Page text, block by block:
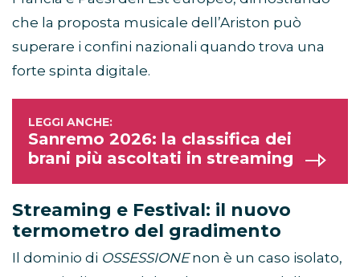
che la proposta musicale dell’Ariston può
superare i confini nazionali quando trova una
forte spinta digitale.
Sanremo 2026: la classifica dei
brani più ascoltati in streaming
Streaming e Festival: il nuovo
termometro del gradimento
Il dominio di OSSESSIONEnon è un caso isolato,